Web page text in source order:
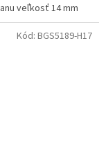
veľkosť 14 mm
Kód: BGS5189-H17